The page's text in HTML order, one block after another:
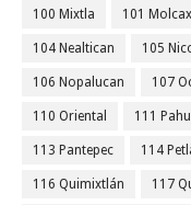
100 Mixtla 101
104 Nealtican 105
106 Nopalucan 107
110 Oriental 111
113 Pantepec 114
116 Quimixtlán 117